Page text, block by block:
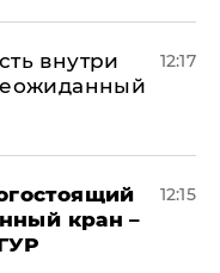
внутри
12:17
кран –
12:15